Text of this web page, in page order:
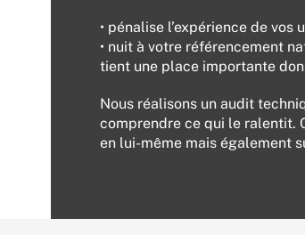
• pénalise l’expérience de vos
• nuit à votre référencement
tient une place importante
Nous réalisons un audit
comprendre ce qui le ralentit.
en lui-même mais également